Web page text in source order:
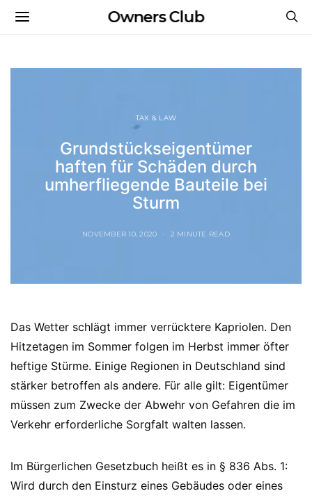
Owners Club
TAX & LAW
Grundstückseigentümer
haften für Schäden durch
umherfliegende Bauteile bei
Sturm
NOVEMBER 10, 2020 2 MINUTE READ
Das Wetter schlägt immer verrücktere Kapriolen. Den
Hitzetagen im Sommer folgen im Herbst immer öfter
heftige Stürme. Einige Regionen in Deutschland sind
stärker betroffen als andere. Für alle gilt: Eigentümer
müssen zum Zwecke der Abwehr von Gefahren die im
Verkehr erforderliche Sorgfalt walten lassen.
Im Bürgerlichen Gesetzbuch heißt es in § 836 Abs. 1:
Wird durch den Einsturz eines Gebäudes oder eines